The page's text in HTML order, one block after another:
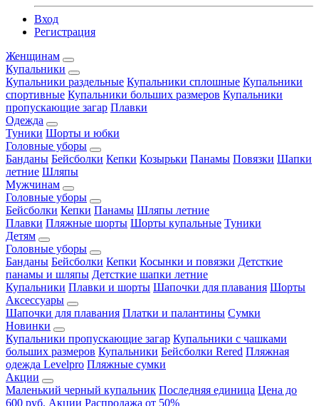
Вход
Регистрация
Женщинам
Купальники
Купальники раздельные Купальники сплошные Купальники
спортивные Купальники больших размеров Купальники
пропускающие загар Плавки
Одежда
Туники Шорты и юбки
Головные уборы
Банданы Бейсболки Кепки Козырьки Панамы Повязки Шапки
летние Шляпы
Мужчинам
Головные уборы
Бейсболки Кепки Панамы Шляпы летние
Плавки Пляжные шорты Шорты купальные Туники
Детям
Головные уборы
Банданы Бейсболки Кепки Косынки и повязки Детсткие
панамы и шляпы Детсткие шапки летние
Купальники Плавки и шорты Шапочки для плавания Шорты
Аксессуары
Шапочки для плавания Платки и палантины Сумки
Новинки
Купальники пропускающие загар Купальники с чашками
больших размеров Купальники Бейсболки Rered Пляжная
одежда Levelpro Пляжные сумки
Акции
Маленький черный купальник Последняя единица Цена до
600 руб. Акции Распродажа от 50%